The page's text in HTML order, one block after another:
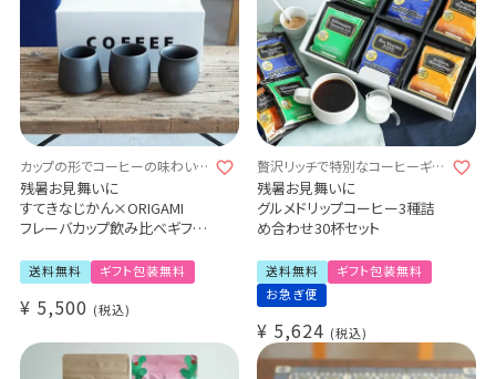
カップの形でコーヒーの味わいが
変わる!?
残暑お見舞いに
すてきなじかん×ORIGAMI
フレーバカップ飲み比べギフト
Tasting Gift Set マットブラック
おまけのスペシャルティコーヒ
ー豆付き
バレルフレーバーカップ
ピノフレーバーカップ
送料無料 ギフト包装無料
¥ 5,500 税込
贅沢リッチで特別なコーヒーギフ
ト
残暑お見舞いに
グルメドリップコーヒー3種詰
め合わせ30杯セット
送料無料
ギフト包装無料
お急ぎ便
¥ 5,624 税込